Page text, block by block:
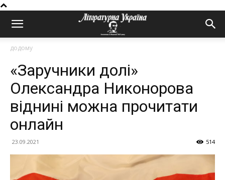
додому
«Заручники долі»
Олександра Никонорова
віднині можна прочитати
онлайн
23.09.2021 514